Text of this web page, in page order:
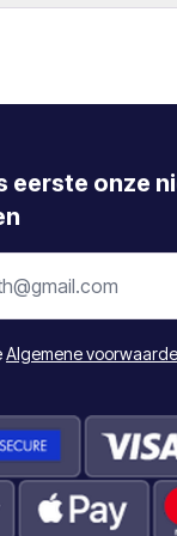
wilt
eerste onze
Algemene